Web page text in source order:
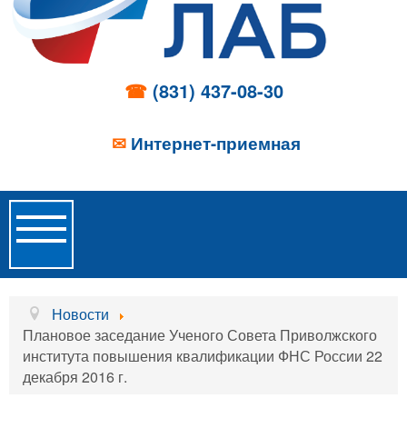
☎ (831) 437-08-30
✉ Интернет-приемная
Toggle
Navigation
Главная
Об учреждении
Новости
Новости
Плановое заседание Ученого Совета Приволжского
института повышения квалификации ФНС России 22
декабря 2016 г.